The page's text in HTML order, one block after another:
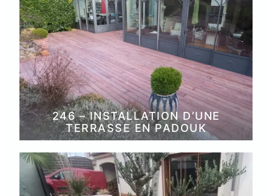
246 – INSTALLATION D’UNE
TERRASSE EN PADOUK